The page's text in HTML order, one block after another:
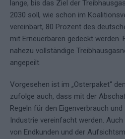
lange, bis das Ziel der
2030 soll, wie schon im
vereinbart, 80 Prozent des
mit Erneuerbaren gedeckt werden.
nahezu vollständige
angepeilt.
Vorgesehen ist im „Osterpaket“
zufolge auch, dass mit der
Regeln für den Eigenverbrauch
Industrie vereinfacht werden.
von Endkunden und der